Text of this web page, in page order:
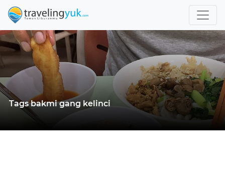
Tags bakmi gang kelinci